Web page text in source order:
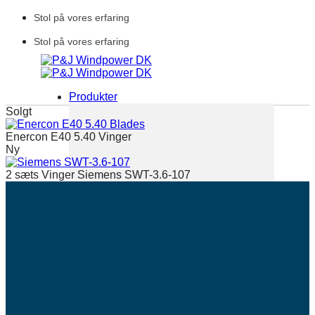
Fortsæt
indhold
Stol på vores erfaring
Stol på vores erfaring
Produkter
Solgt
Enercon E40 5.40 Vinger
Ny
2 sæts Vinger Siemens SWT-3.6-107